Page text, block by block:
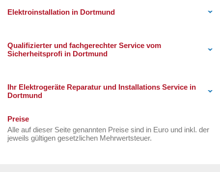
Elektroinstallation in Dortmund
Qualifizierter und fachgerechter Service vom
Sicherheitsprofi in Dortmund
Ihr Elektrogeräte Reparatur und Installations Service in
Dortmund
Preise
Alle auf dieser Seite genannten Preise sind in Euro und inkl. der
jeweils gültigen gesetzlichen Mehrwertsteuer.